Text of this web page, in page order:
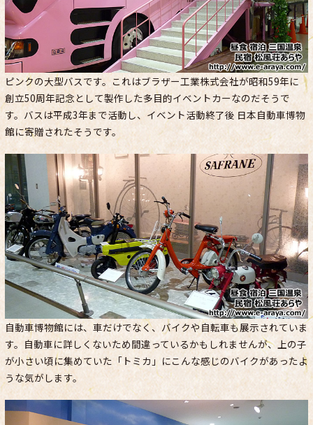
ピンクの大型バスです。これはブラザー工業株式会社が昭和59年に
創立50周年記念として製作した多目的イベントカーなのだそうで
す。バスは平成3年まで活動し、イベント活動終了後 日本自動車博物
館に寄贈されたそうです。
自動車博物館には、車だけでなく、バイクや自転車も展示されていま
す。自動車に詳しくないため間違っているかもしれませんが、上の子
が小さい頃に集めていた「トミカ」にこんな感じのバイクがあったよ
うな気がします。